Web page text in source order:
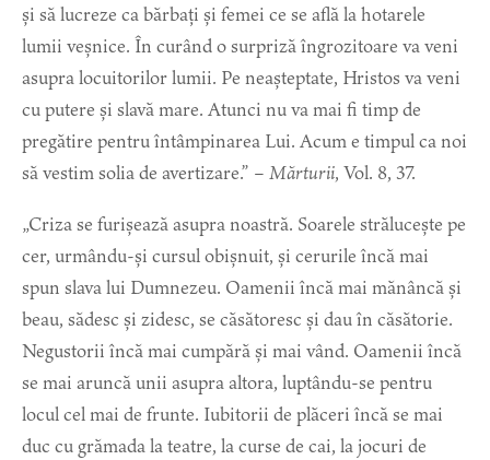
și să lucreze ca bărbați și femei ce se află la hotarele
lumii veșnice. În curând o surpriză îngrozitoare va veni
asupra locuitorilor lumii. Pe neașteptate, Hristos va veni
cu putere și slavă mare. Atunci nu va mai fi timp de
pregătire pentru întâmpinarea Lui. Acum e timpul ca noi
să vestim solia de avertizare.” – Mărturii, Vol. 8, 37.
„Criza se furișează asupra noastră. Soarele strălucește pe
cer, urmându-și cursul obișnuit, și cerurile încă mai
spun slava lui Dumnezeu. Oamenii încă mai mănâncă și
beau, sădesc și zidesc, se căsătoresc și dau în căsătorie.
Negustorii încă mai cumpără și mai vând. Oamenii încă
se mai aruncă unii asupra altora, luptându-se pentru
locul cel mai de frunte. Iubitorii de plăceri încă se mai
duc cu grămada la teatre, la curse de cai, la jocuri de